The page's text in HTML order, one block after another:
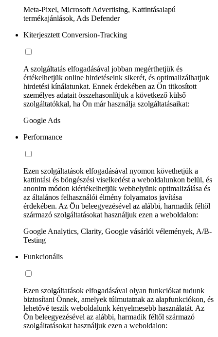
Meta-Pixel, Microsoft Advertising, Kattintásalapú
termékajánlások, Ads Defender
Kiterjesztett Conversion-Tracking
A szolgáltatás elfogadásával jobban megérthetjük és
értékelhetjük online hirdetéseink sikerét, és optimalizálhatjuk
hirdetési kínálatunkat. Ennek érdekében az Ön titkosított
személyes adatait összehasonlítjuk a következő külső
szolgáltatókkal, ha Ön már használja szolgáltatásaikat:
Google Ads
Performance
Ezen szolgáltatások elfogadásával nyomon követhetjük a
kattintási és böngészési viselkedést a weboldalunkon belül, és
anonim módon kiértékelhetjük webhelyünk optimalizálása és
az általános felhasználói élmény folyamatos javítása
érdekében. Az Ön beleegyezésével az alábbi, harmadik féltől
származó szolgáltatásokat használjuk ezen a weboldalon:
Google Analytics, Clarity, Google vásárlói vélemények, A/B-
Testing
Funkcionális
Ezen szolgáltatások elfogadásával olyan funkciókat tudunk
biztosítani Önnek, amelyek túlmutatnak az alapfunkciókon, és
lehetővé teszik weboldalunk kényelmesebb használatát. Az
Ön beleegyezésével az alábbi, harmadik féltől származó
szolgáltatásokat használjuk ezen a weboldalon: